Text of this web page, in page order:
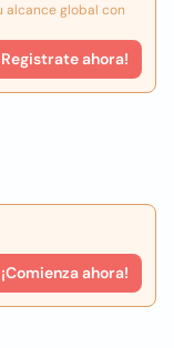
¡Comienza ahora!
alcance global con
ahora!